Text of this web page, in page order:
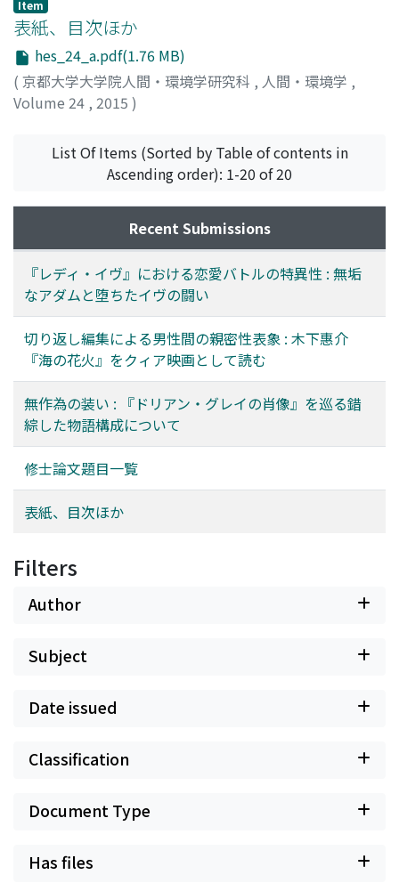
Item
表紙、目次ほか
hes_24_a.pdf(1.76 MB)
( 京都大学大学院人間・環境学研究科 , 人間・環境学 ,
Volume 24 , 2015 )
List Of Items (Sorted by Table of contents in
Ascending order): 1-20 of 20
Recent Submissions
『レディ・イヴ』における恋愛バトルの特異性 : 無垢
なアダムと堕ちたイヴの闘い
切り返し編集による男性間の親密性表象 : 木下惠介
『海の花火』をクィア映画として読む
無作為の装い : 『ドリアン・グレイの肖像』を巡る錯
綜した物語構成について
修士論文題目一覧
表紙、目次ほか
Filters
Author
Subject
Date issued
Classification
Document Type
Has files